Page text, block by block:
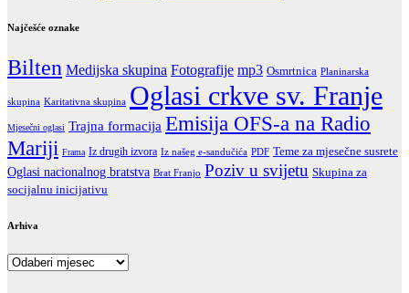
Najčešće oznake
Bilten Medijska skupina Fotografije mp3 Osmrtnica Planinarska
skupina Karitativna skupina Oglasi crkve sv. Franje
Mjesečni oglasi Trajna formacija Emisija OFS-a na Radio
Mariji Frama Iz drugih izvora Iz našeg e-sandučića PDF Teme za mjesečne susrete
Oglasi nacionalnog bratstva Brat Franjo Poziv u svijetu Skupina za
socijalnu inicijativu
Arhiva
Arhiva